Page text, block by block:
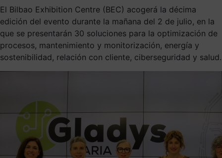
El Bilbao Exhibition Centre (BEC) acogerá la décima
edición del evento durante la mañana del 2 de julio, en la
que se presentarán 30 soluciones para la optimización de
procesos, mantenimiento y monitorización, energía y
sostenibilidad, relación con cliente, ciberseguridad y salud.